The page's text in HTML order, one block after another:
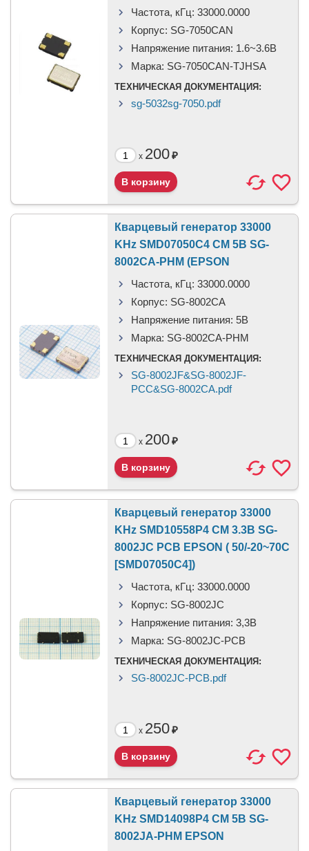
Частота, кГц: 33000.0000
Корпус: SG-7050CAN
Напряжение питания: 1.6~3.6В
Марка: SG-7050CAN-TJHSA
ТЕХНИЧЕСКАЯ ДОКУМЕНТАЦИЯ:
sg-5032sg-7050.pdf
x 200₽
Кварцевый генератор 33000
KHz SMD07050C4 CM 5В SG-
8002CA-PHM (EPSON
Частота, кГц: 33000.0000
Корпус: SG-8002CA
Напряжение питания: 5B
Марка: SG-8002CA-PHM
ТЕХНИЧЕСКАЯ ДОКУМЕНТАЦИЯ:
SG-8002JF&SG-8002JF-
PCC&SG-8002CA.pdf
x 200₽
Кварцевый генератор 33000
KHz SMD10558P4 CM 3.3В SG-
8002JC PCB EPSON ( 50/-20~70C
[SMD07050C4])
Частота, кГц: 33000.0000
Корпус: SG-8002JC
Напряжение питания: 3,3B
Марка: SG-8002JC-PCB
ТЕХНИЧЕСКАЯ ДОКУМЕНТАЦИЯ:
SG-8002JC-PCB.pdf
x 250₽
Кварцевый генератор 33000
KHz SMD14098P4 CM 5В SG-
8002JA-PHM EPSON